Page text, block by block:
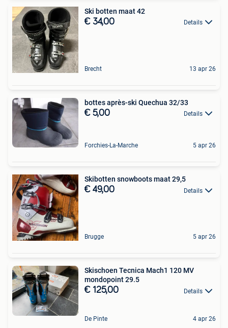
Ski botten maat 42
€ 34,00 Details
Brecht 13 apr 26
bottes après-ski Quechua 32/33
€ 5,00 Details
Forchies-La-Marche 5 apr 26
Skibotten snowboots maat 29,5
€ 49,00 Details
Brugge 5 apr 26
Skischoen Tecnica Mach1 120 MV
mondopoint 29.5
€ 125,00 Details
De Pinte 4 apr 26